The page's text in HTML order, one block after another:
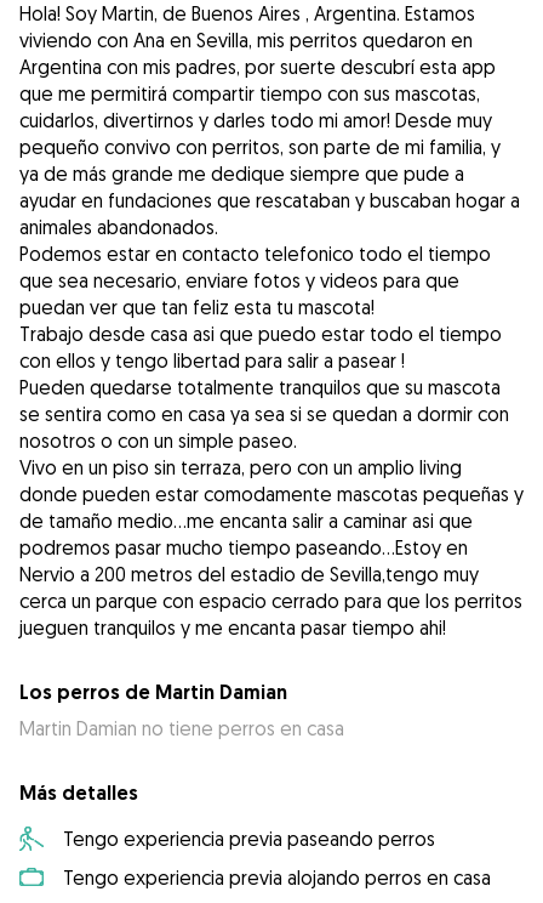
Hola! Soy Martin, de Buenos Aires , Argentina. Estamos
viviendo con Ana en Sevilla, mis perritos quedaron en
Argentina con mis padres, por suerte descubrí esta app
que me permitirá compartir tiempo con sus mascotas,
cuidarlos, divertirnos y darles todo mi amor! Desde muy
pequeño convivo con perritos, son parte de mi familia, y
ya de más grande me dedique siempre que pude a
ayudar en fundaciones que rescataban y buscaban hogar a
animales abandonados.
Podemos estar en contacto telefonico todo el tiempo
que sea necesario, enviare fotos y videos para que
puedan ver que tan feliz esta tu mascota!
Trabajo desde casa asi que puedo estar todo el tiempo
con ellos y tengo libertad para salir a pasear !
Pueden quedarse totalmente tranquilos que su mascota
se sentira como en casa ya sea si se quedan a dormir con
nosotros o con un simple paseo.
Vivo en un piso sin terraza, pero con un amplio living
donde pueden estar comodamente mascotas pequeñas y
de tamaño medio...me encanta salir a caminar asi que
podremos pasar mucho tiempo paseando...Estoy en
Nervio a 200 metros del estadio de Sevilla,tengo muy
cerca un parque con espacio cerrado para que los perritos
Los perros de Martin Damian
Martin Damian no tiene perros en casa
Más detalles
Tengo experiencia previa paseando perros
Tengo experiencia previa alojando perros en casa